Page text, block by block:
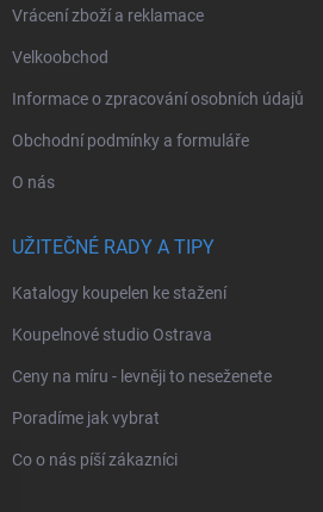
Vrácení zboží a reklamace
Velkoobchod
Informace o zpracování osobních údajů
Obchodní podmínky a formuláře
O nás
UŽITEČNÉ RADY A TIPY
Katalogy koupelen ke stažení
Koupelnové studio Ostrava
Ceny na míru - levněji to neseženete
Poradíme jak vybrat
Co o nás píší zákazníci